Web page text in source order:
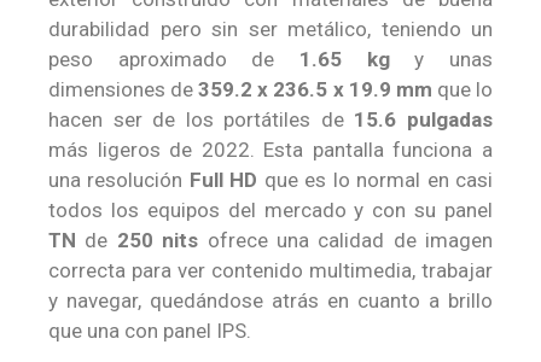
durabilidad pero sin ser metálico, teniendo un
peso aproximado de 1.65 kgy unas
dimensiones de359.2 x 236.5 x 19.9 mm que lo
hacen ser de los portátiles de 15.6 pulgadas
más ligeros de 2022. Esta pantalla funciona a
una resolución Full HD que es lo normal en casi
todos los equipos del mercado y con su panel
TN de 250 nits ofrece una calidad de imagen
correcta para ver contenido multimedia, trabajar
y navegar, quedándose atrás en cuanto a brillo
que una con panel IPS.